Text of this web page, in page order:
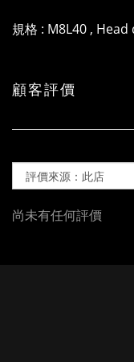
規格 : M8L40 ,
顧客評價
尚未有任何評價